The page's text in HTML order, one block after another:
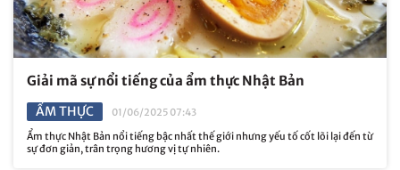
Giải mã sự nổi tiếng của ẩm thực Nhật Bản
ẨM THỰC
01/06/2025 07:43
Ẩm thực Nhật Bản nổi tiếng bậc nhất thế giới nhưng yếu tố cốt lõi lại đến từ
sự đơn giản, trân trọng hương vị tự nhiên.